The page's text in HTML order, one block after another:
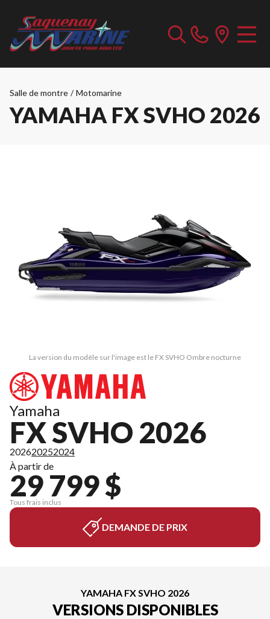
Salle de montre / Motomarine
YAMAHA FX SVHO 2026
La version du modèle sur l'image est le FX SVHO Ombre nocturne
Yamaha
FX SVHO 2026
202620252024
À partir de
29 799 $
Tous frais inclus
DEMANDE DE PRIX
YAMAHA FX SVHO 2026
VERSIONS DISPONIBLES